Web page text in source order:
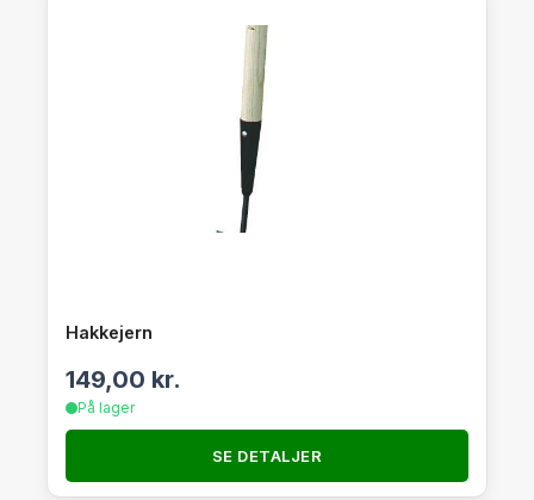
Hakkejern
149,00 kr.
På lager
SE DETALJER